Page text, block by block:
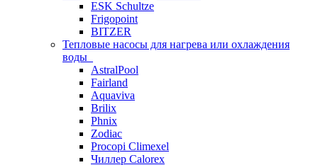
ESK Schultze
Frigopoint
BITZER
Тепловые насосы для нагрева или охлаждения
воды
AstralPool
Fairland
Aquaviva
Brilix
Phnix
Zodiac
Procopi Climexel
Чиллер Calorex